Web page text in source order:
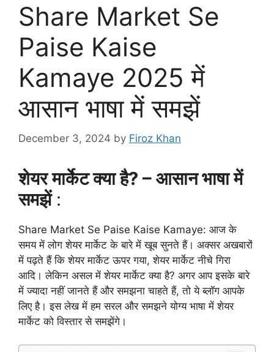
Share Market Se
Paise Kaise
Kamaye 2025 में
आसान भाषा में समझें
December 3, 2024 by Firoz Khan
शेयर मार्केट क्या है? – आसान भाषा में
समझें:
Share Market Se Paise Kaise Kamaye: आज के
समय में लोग शेयर मार्केट के बारे में खूब सुनते हैं। अक्सर अखबारों
में पढ़ते हैं कि शेयर मार्केट ऊपर गया, शेयर मार्केट नीचे गिरा
आदि। लेकिन असल में शेयर मार्केट क्या है? अगर आप इसके बारे
में ज्यादा नहीं जानते हैं और समझना चाहते हैं, तो ये ब्लॉग आपके
लिए है। इस लेख में हम सरल और समझने योग्य भाषा में शेयर
मार्केट को विस्तार से समझेंगे।